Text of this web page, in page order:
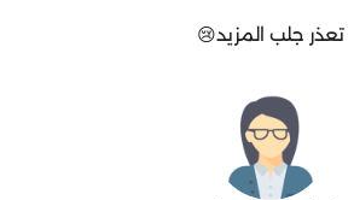
تعذر جلب المزيد😢